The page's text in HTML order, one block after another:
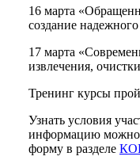
16 марта
создание
17 марта
извлечения,
Тренинг курсы
Узнать условия
информацию можно
форму в разделе